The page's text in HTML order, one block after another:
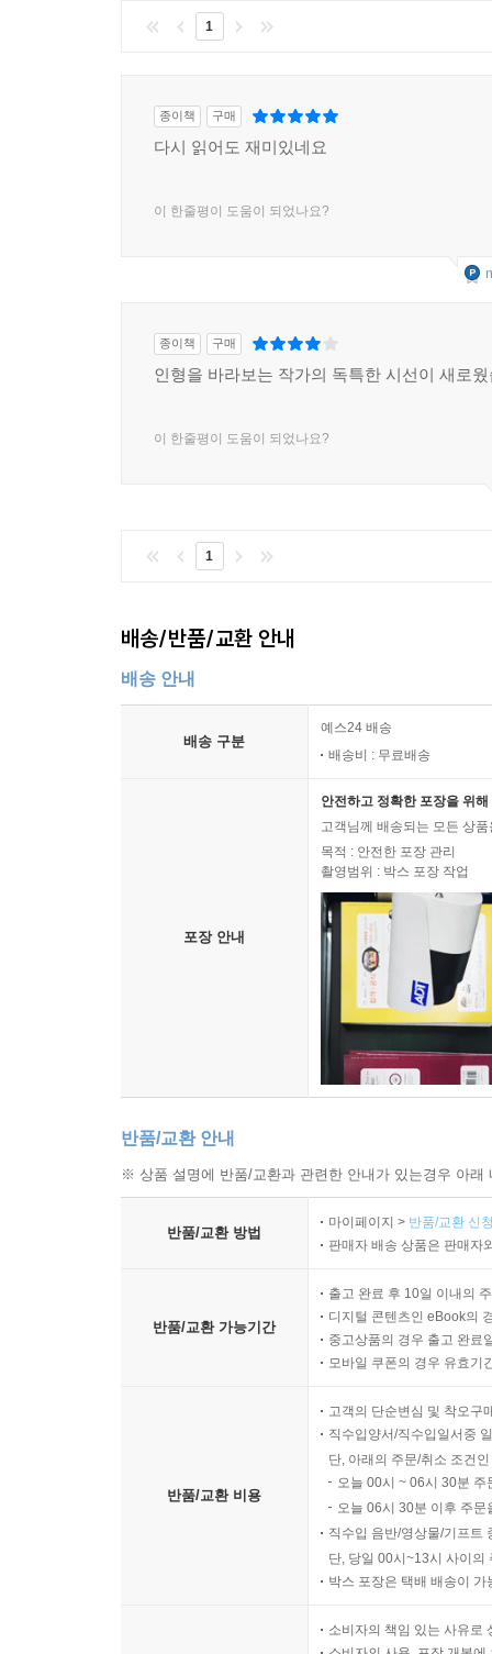
1
종이책 구매
다시 읽어도 재미있네요
이 한줄평이 도움이 되었나요?
종이책 구매
인형을 바라보는 작가의 독특한 시선이 새로
이 한줄평이 도움이 되었나요?
1
배송/반품/교환 안내
배송 안내
배송 구분
예스24 배송
배송비 : 무료배송
포장 안내
안전하고 정확한 포장을 위
고객님께 배송되는 모든 상
목적 : 안전한 포장 관리
촬영범위 : 박스 포장 작업
반품/교환 안내
※ 상품 설명에 반품/교환과 관련한 안내가 있는경우 아
반품/교환 방법
마이페이지 > 반품/교환 신
판매자 배송 상품은 판매자
반품/교환 가능기간
출고 완료 후 10일 이내의
디지털 콘텐츠인 eBook의
중고상품의 경우 출고 완료
모바일 쿠폰의 경우 유효기
반품/교환 비용
고객의 단순변심 및 착오구
직수입양서/직수입일서중
단, 아래의 주문/취소 조건
오늘 00시 ~ 06시 30분
오늘 06시 30분 이후 주
직수입 음반/영상물/기프트
단, 당일 00시~13시 사이의
박스 포장은 택배 배송이
소비자의 책임 있는 사유로